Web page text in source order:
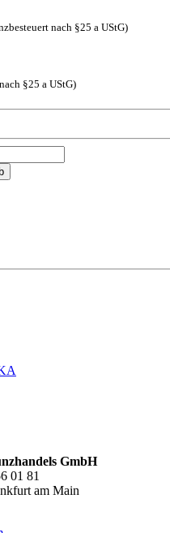
nach §25 a UStG)
§25 a UStG)
GmbH
01 81
am Main